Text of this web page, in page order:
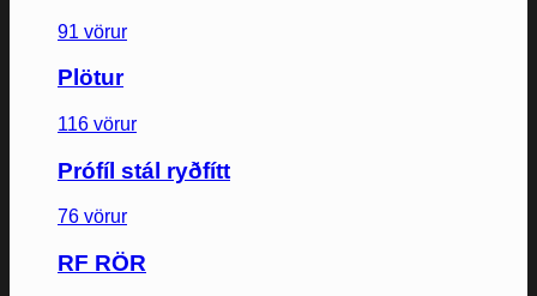
91 vörur
Plötur
116 vörur
Prófíl stál ryðfítt
76 vörur
RF RÖR